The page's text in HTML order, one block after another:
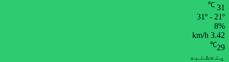
31
℃
31º - 21º
8%
3.42 km/h
29
℃
پنجشنبه